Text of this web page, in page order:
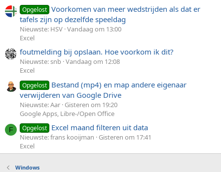
Opgelost Voorkomen van meer wedstrijden als dat er
tafels zijn op dezelfde speeldag
Nieuwste: HSV Vandaag om 13:00
Excel
foutmelding bij opslaan. Hoe voorkom ik dit?
Nieuwste: snb Vandaag om 12:08
Excel
Opgelost Bestand (mp4) en map andere eigenaar
verwijderen van Google Drive
Nieuwste: Aar Gisteren om 19:20
Google Apps, Libre-/Open Office
F Opgelost Excel maand filteren uit data
Nieuwste: frans kooijman
Gisteren om 17:41
Excel
Windows